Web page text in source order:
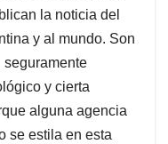
la noticia del
y al mundo. Son
seguramente
y cierta
alguna agencia
se estila en esta